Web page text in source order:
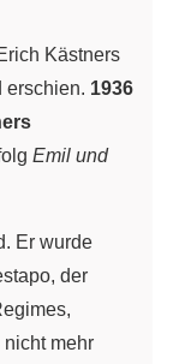
Kästners
erschien. 1936
Emil und
Er wurde
der
nicht mehr